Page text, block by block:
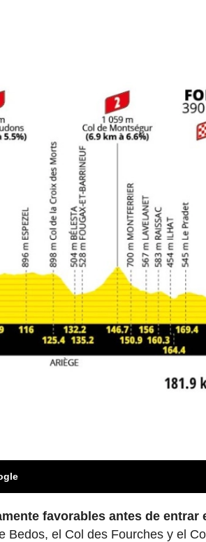
favorables antes de entrar
Bedos, el Col des Fourches y el